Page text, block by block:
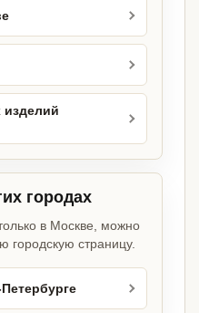
изделий
городах
в Москве, можно
городскую страницу.